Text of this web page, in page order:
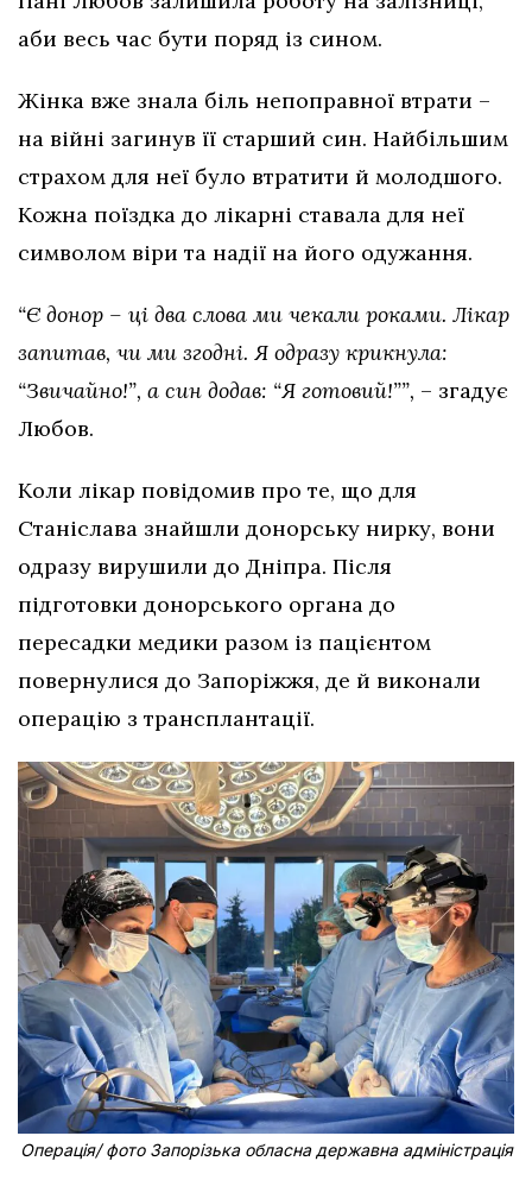
аби весь час бути поряд із сином.
Жінка вже знала біль непоправної втрати –
на війні загинув її старший син. Найбільшим
страхом для неї було втратити й молодшого.
Кожна поїздка до лікарні ставала для неї
символом віри та надії на його одужання.
“Є донор – ці два слова ми чекали роками. Лікар
запитав, чи ми згодні. Я одразу крикнула:
“Звичайно!”, а син додав: “Я готовий!””, – згадує
Любов.
Коли лікар повідомив про те, що для
Станіслава знайшли донорську нирку, вони
одразу вирушили до Дніпра. Після
підготовки донорського органа до
пересадки медики разом із пацієнтом
повернулися до Запоріжжя, де й виконали
операцію з трансплантації.
Операція/ фото Запорізька обласна державна адміністрація